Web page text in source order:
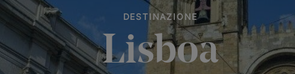
DESTINAZIONE
Lisboa